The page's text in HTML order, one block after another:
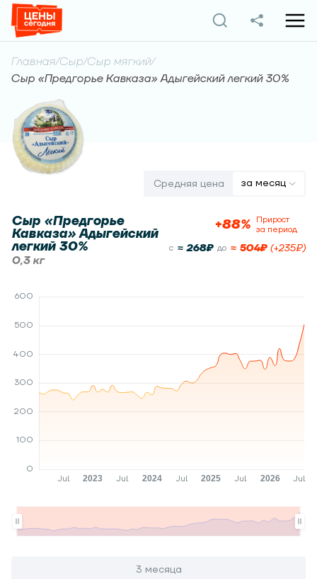
Главная/Сыр/Сыр мягкий/
Сыр «Предгорье Кавказа» Адыгейский легкий 30%
Средняя цена за месяц
Сыр «Предгорье
Кавказа» Адыгейский
легкий 30%
0,3 кг
+88% Прирост
за период
c ≈ 268₽ до ≈ 504₽ (+235₽)
3 месяца